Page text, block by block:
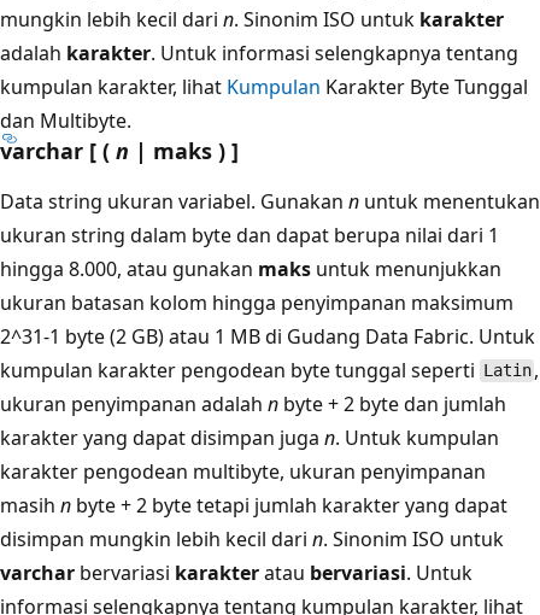
mungkin lebih kecil dari n. Sinonim ISO untuk karakter
adalah karakter. Untuk informasi selengkapnya tentang
kumpulan karakter, lihat Kumpulan Karakter Byte Tunggal
dan Multibyte.
varchar [ ( n | maks ) ]
Data string ukuran variabel. Gunakan n untuk menentukan
ukuran string dalam byte dan dapat berupa nilai dari 1
hingga 8.000, atau gunakan maks untuk menunjukkan
ukuran batasan kolom hingga penyimpanan maksimum
2^31-1 byte (2 GB) atau 1 MB di Gudang Data Fabric. Untuk
kumpulan karakter pengodean byte tunggal seperti Latin ,
ukuran penyimpanan adalah n byte + 2 byte dan jumlah
karakter yang dapat disimpan juga n. Untuk kumpulan
karakter pengodean multibyte, ukuran penyimpanan
masih n byte + 2 byte tetapi jumlah karakter yang dapat
disimpan mungkin lebih kecil dari n. Sinonim ISO untuk
varchar bervariasi karakteratau bervariasi. Untuk
informasi selengkapnya tentang kumpulan karakter, lihat